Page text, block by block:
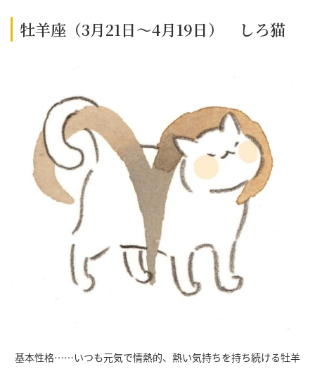
牡羊座（3月21日～4月19日） しろ猫
基本性格……いつも元気で情熱的、熱い気持ちを持ち続ける牡羊